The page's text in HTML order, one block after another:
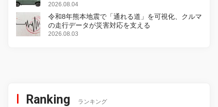
2026.08.04
令和8年熊本地震で「通れる道」を可視化、クルマ
の走行データが災害対応を支える
2026.08.03
Ranking ランキング